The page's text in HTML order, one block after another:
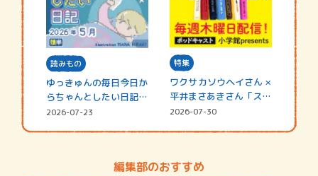
読みもの
ゆっきゅんの毎日今日か
らちゃんとしたい日記
☆202…
2026-07-23
特集
ワクサカソウヘイさん ×
平井まさあきさん「スペ
シャ…
2026-07-30
編集部のおすすめ